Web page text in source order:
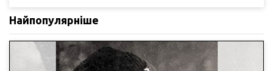
Найпопулярніше